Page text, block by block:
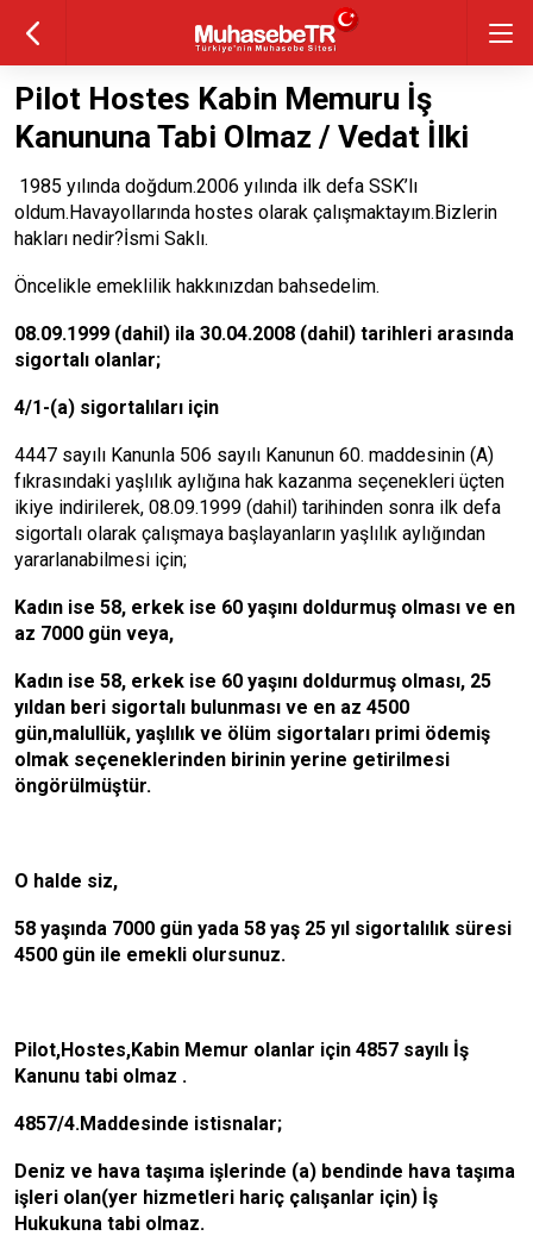
Pilot Hostes Kabin Memuru İş
Kanununa Tabi Olmaz / Vedat İlki
1985 yılında doğdum.2006 yılında ilk defa SSK’lı
oldum.Havayollarında hostes olarak çalışmaktayım.Bizlerin
hakları nedir?İsmi Saklı.
Öncelikle emeklilik hakkınızdan bahsedelim.
08.09.1999 (dahil) ila 30.04.2008 (dahil) tarihleri arasında
sigortalı olanlar;
4/1-(a) sigortalıları için
4447 sayılı Kanunla 506 sayılı Kanunun 60. maddesinin (A)
fıkrasındaki yaşlılık aylığına hak kazanma seçenekleri üçten
ikiye indirilerek, 08.09.1999 (dahil) tarihinden sonra ilk defa
sigortalı olarak çalışmaya başlayanların yaşlılık aylığından
yararlanabilmesi için;
Kadın ise 58, erkek ise 60 yaşını doldurmuş olması ve en
az 7000 gün veya,
Kadın ise 58, erkek ise 60 yaşını doldurmuş olması, 25
yıldan beri sigortalı bulunması ve en az 4500
gün,malullük, yaşlılık ve ölüm sigortaları primi ödemiş
olmak seçeneklerinden birinin yerine getirilmesi
öngörülmüştür.
O halde siz,
58 yaşında 7000 gün yada 58 yaş 25 yıl sigortalılık süresi
4500 gün ile emekli olursunuz.
Pilot,Hostes,Kabin Memur olanlar için 4857 sayılı İş
Kanunu tabi olmaz .
4857/4.Maddesinde istisnalar;
Deniz ve hava taşıma işlerinde (a) bendinde hava taşıma
işleri olan(yer hizmetleri hariç çalışanlar için) İş
Hukukuna tabi olmaz.